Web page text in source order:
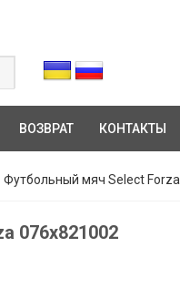
ВОЗВРАТ КОНТАКТЫ
Футбольный мяч Select Forza
076x821002